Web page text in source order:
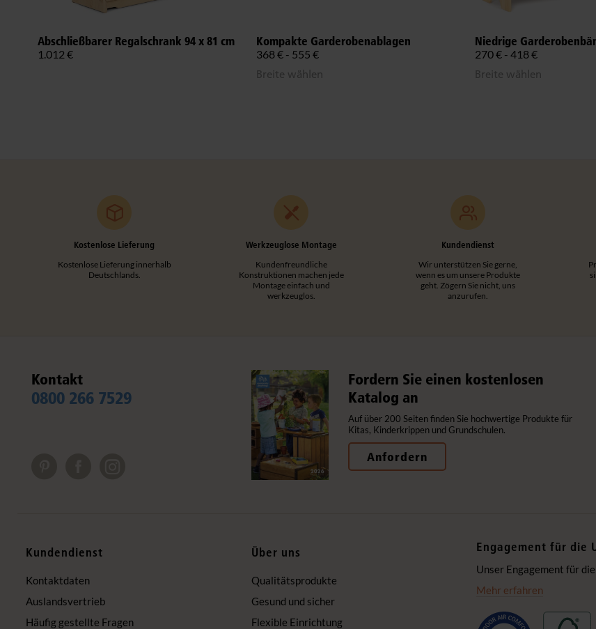
Abschließbarer Regalschrank 94 x 81 cm
1.012 €
Kompakte Garderobenablagen
368 € - 555 €
Breite wählen
Niedrige
270 € - 418 €
Breite wählen
Kostenlose Lieferung
Kostenlose Lieferung innerhalb
Deutschlands.
Werkzeuglose Montage
Kundenfreundliche
Konstruktionen machen jede
Montage einfach und
werkzeuglos.
Kundendienst
Wir unterstützen Sie gerne,
wenn es um unsere Produkte
geht. Zögern Sie nicht, uns
anzurufen.
Kontakt
0800 266 7529
Fordern Sie einen kostenlosen
Katalog an
Auf über 200 Seiten finden Sie hochwertige Produkte für
Kitas, Kinderkrippen und Grundschulen.
Anfordern
Kundendienst
Kontaktdaten
Auslandsvertrieb
Häufig gestellte Fragen
Über uns
Qualitätsprodukte
Gesund und sicher
Flexible Einrichtung
Engagement für die
Unser Engagement für
Mehr erfahren